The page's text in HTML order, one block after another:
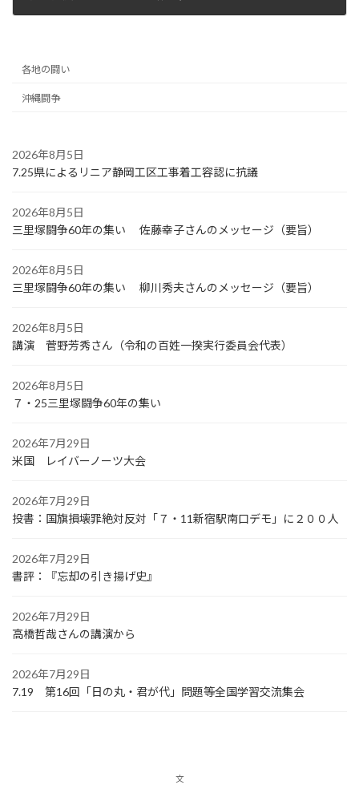
各地の闘い
沖縄闘争
2026年8月5日
7.25県によるリニア静岡工区工事着工容認に抗議
2026年8月5日
三里塚闘争60年の集い 佐藤幸子さんのメッセージ（要旨）
2026年8月5日
三里塚闘争60年の集い 柳川秀夫さんのメッセージ（要旨）
2026年8月5日
講演 菅野芳秀さん（令和の百姓一揆実行委員会代表）
2026年8月5日
７・25三里塚闘争60年の集い
2026年7月29日
米国 レイバーノーツ大会
2026年7月29日
投書：国旗損壊罪絶対反対「７・11新宿駅南口デモ」に２００人
2026年7月29日
書評：『忘却の引き揚げ史』
2026年7月29日
高橋哲哉さんの講演から
2026年7月29日
7.19 第16回「日の丸・君が代」問題等全国学習交流集会
文